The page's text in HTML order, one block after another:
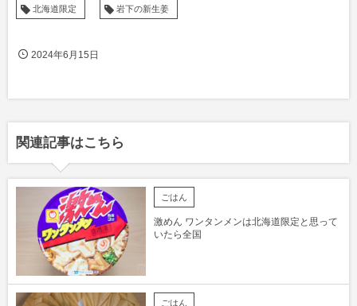
北海道限定 岩下の新生姜
2024年6月15日
関連記事はこちら
ごはん
激めん ワンタンメンは北海道限定と思って
いたら全国
ごはん